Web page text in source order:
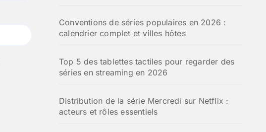
Conventions de séries populaires en 2026 :
calendrier complet et villes hôtes
Top 5 des tablettes tactiles pour regarder des
séries en streaming en 2026
Distribution de la série Mercredi sur Netflix :
acteurs et rôles essentiels